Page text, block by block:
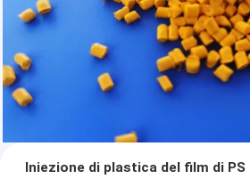
Iniezione di plastica del film di PS